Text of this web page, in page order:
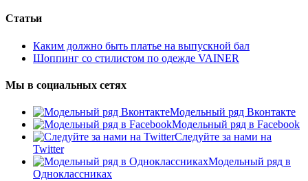
Статьи
Каким должно быть платье на выпускной бал
Шоппинг со стилистом по одежде VAINER
Мы в социальных сетях
Модельный ряд Вконтакте
Модельный ряд в Facebook
Следуйте за нами на
Twitter
Модельный ряд в
Одноклассниках